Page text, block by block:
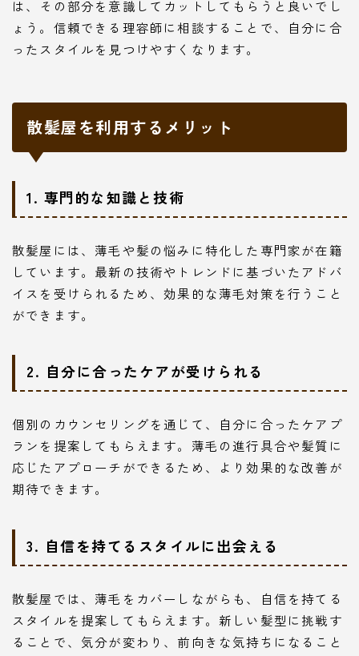
は、その部分を意識してカットしてもらうと良いでし
ょう。信頼できる理容師に相談することで、自分に合
ったスタイルを見つけやすくなります。
散髪屋を利用するメリット
1. 専門的な知識と技術
散髪屋には、薄毛や髪の悩みに特化した専門家が在籍
しています。最新の技術やトレンドに基づいたアドバ
イスを受けられるため、効果的な薄毛対策を行うこと
ができます。
2. 自分に合ったケアが受けられる
個別のカウンセリングを通じて、自分に合ったケアプ
ランを提案してもらえます。薄毛の進行具合や髪質に
応じたアプローチができるため、より効果的な改善が
期待できます。
3. 自信を持てるスタイルに出会える
散髪屋では、薄毛をカバーしながらも、自信を持てる
スタイルを提案してもらえます。新しい髪型に挑戦す
ることで、気分が変わり、前向きな気持ちになること